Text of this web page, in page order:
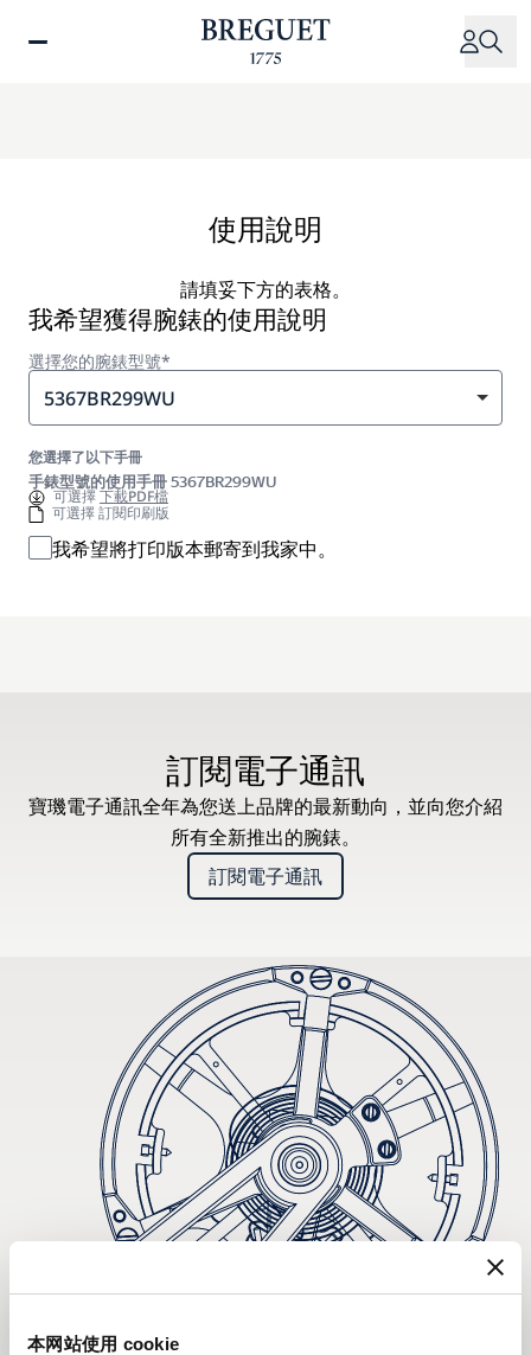
本网站使用 cookie
使用說明
請填妥下方的表格。
我希望獲得腕錶的使用說明
選擇您的腕錶型號*
5367BR299WU
您選擇了以下手冊
手錶型號的使用手冊 5367BR299WU
可選擇下載PDF檔
可選擇 訂閱印刷版
我希望將打印版本郵寄到我家中。
訂閱電子通訊
寶璣電子通訊全年為您送上品牌的最新動向，並向您介紹
所有全新推出的腕錶。
訂閱電子通訊